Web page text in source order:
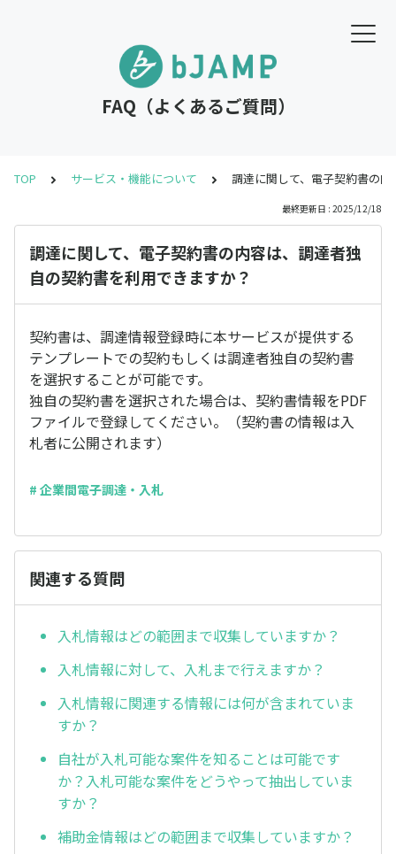
FAQ（よくあるご質問）
TOP サービス・機能について 調達に関して、電子契約書の
最終更新日 : 2025/12/18
調達に関して、電子契約書の内容は、調達者独
自の契約書を利用できますか？
契約書は、調達情報登録時に本サービスが提供する
テンプレートでの契約もしくは調達者独自の契約書
を選択することが可能です。
独自の契約書を選択された場合は、契約書情報をPDF
ファイルで登録してください。（契約書の情報は入
札者に公開されます）
# 企業間電子調達・入札
関連する質問
入札情報はどの範囲まで収集していますか？
入札情報に対して、入札まで行えますか？
入札情報に関連する情報には何が含まれていま
すか？
自社が入札可能な案件を知ることは可能です
か？入札可能な案件をどうやって抽出していま
すか？
補助金情報はどの範囲まで収集していますか？